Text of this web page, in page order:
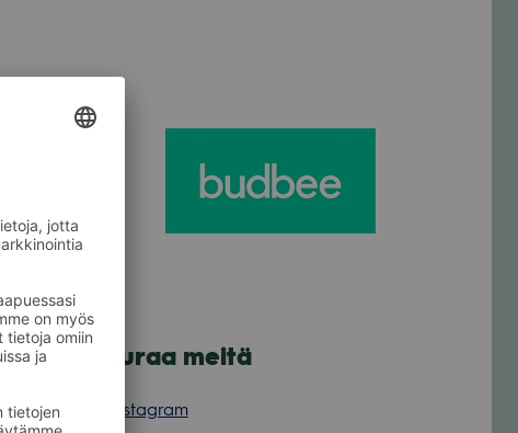
Seuraa meitä
Instagram